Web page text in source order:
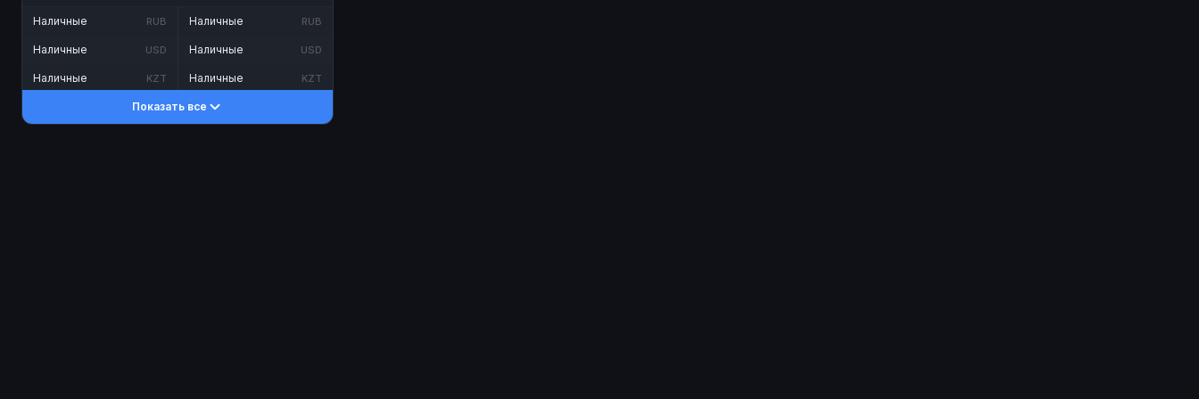
Наличные RUB
Наличные USD
Наличные KZT
Наличные RUB
Наличные USD
Наличные KZT
Показать все